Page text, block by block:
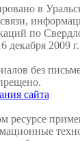
в
по
2009 г.
без
сайта
ресурсе